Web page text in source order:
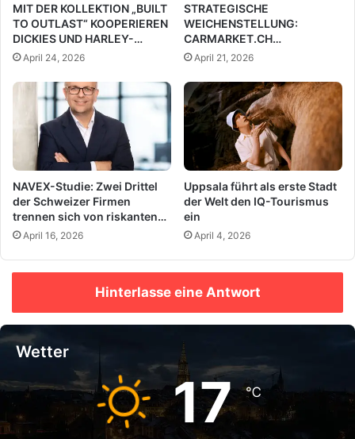
MIT DER KOLLEKTION „BUILT
TO OUTLAST“ KOOPERIEREN
DICKIES UND HARLEY-
DAVIDSON ERNEUT
April 24, 2026
STRATEGISCHE
WEICHENSTELLUNG:
CARMARKET.CH
WIRD NEUER PRESENTING
April 21, 2026
NAVEX-Studie: Zwei Drittel
der Schweizer Firmen
trennen sich von riskanten
Partnern
April 16, 2026
Uppsala führt als erste Stadt
der Welt den IQ-Tourismus
ein
April 4, 2026
Hinterlasse eine Antwort
Wetter
17℃